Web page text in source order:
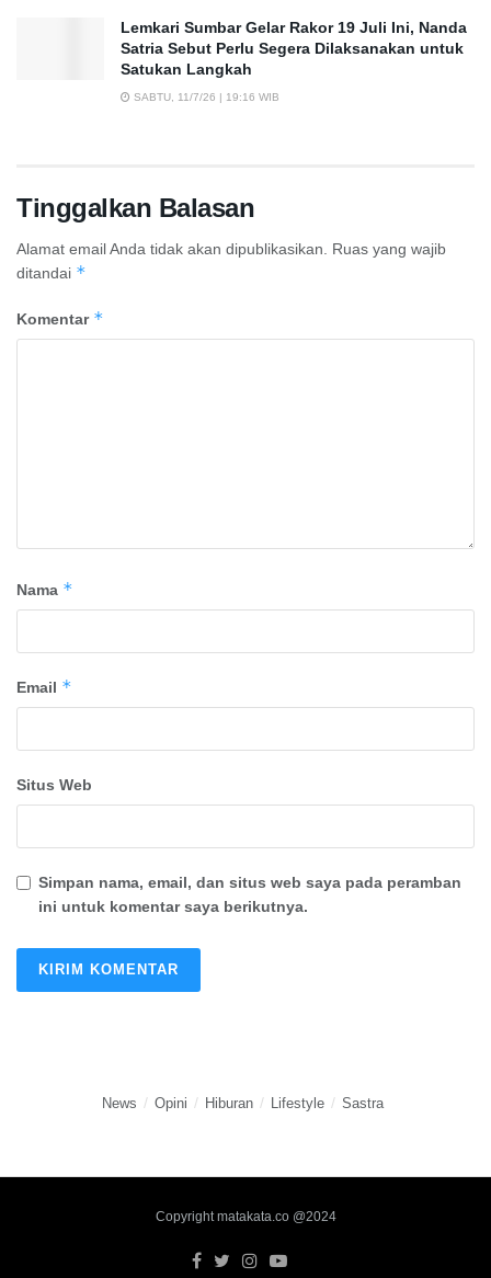
Lemkari Sumbar Gelar Rakor 19 Juli Ini, Nanda
Satria Sebut Perlu Segera Dilaksanakan untuk
Satukan Langkah
SABTU, 11/7/26 | 19:16 WIB
Tinggalkan Balasan
Alamat email Anda tidak akan dipublikasikan.
Ruas yang wajib
ditandai *
Komentar *
Nama *
Email *
Situs Web
Simpan nama, email, dan situs web saya pada peramban
ini untuk komentar saya berikutnya.
News Opini Hiburan Lifestyle Sastra
Copyright matakata.co @2024